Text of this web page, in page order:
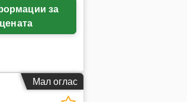
цената
Мал оглас